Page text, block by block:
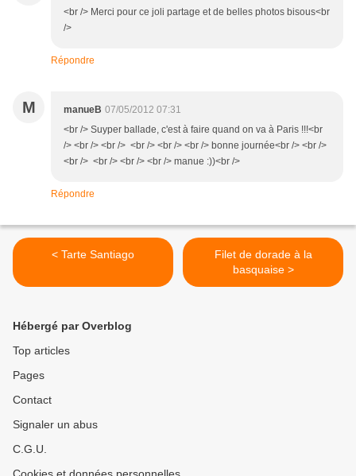
<br /> Merci pour ce joli partage et de belles photos bisous<br
/>
Répondre
M manueB 07/05/2012 07:31
<br /> Suyper ballade, c'est à faire quand on va à Paris !!!<br
/> <br /> <br /> <br /> <br /> <br /> bonne journée<br /> <br />
<br /> <br /> <br /> <br /> manue :))<br />
Répondre
< Tarte Santiago
Filet de dorade à la
basquaise >
Hébergé par Overblog
Top articles
Pages
Contact
Signaler un abus
C.G.U.